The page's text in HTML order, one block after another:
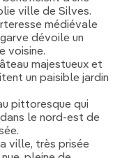
ville de Silves.
médiévale
dévoile un
voisine.
majestueux et
un paisible jardin
pittoresque qui
le nord-est de
ville, très prisée